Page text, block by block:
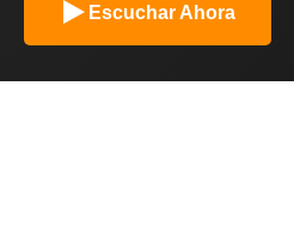
Escuchar Ahora